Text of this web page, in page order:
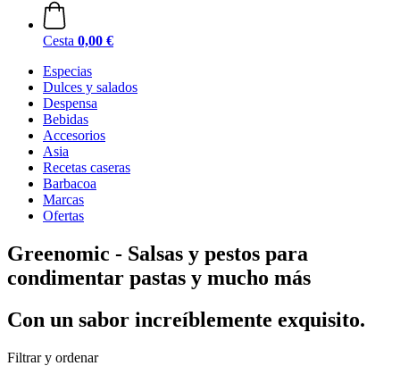
Cesta 0,00 €
Especias
Dulces y salados
Despensa
Bebidas
Accesorios
Asia
Recetas caseras
Barbacoa
Marcas
Ofertas
Greenomic - Salsas y pestos para
condimentar pastas y mucho más
Con un sabor increíblemente exquisito.
Filtrar y ordenar